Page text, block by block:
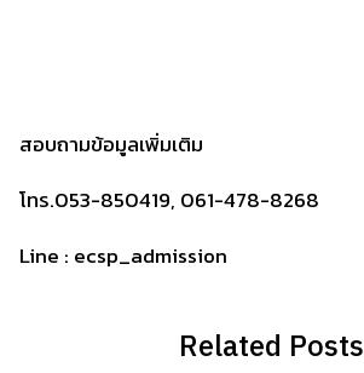
สอบถามข้อมูลเพิ่มเติม
โทร.053-850419, 061-478-8268
Line : ecsp_admission
Related Posts